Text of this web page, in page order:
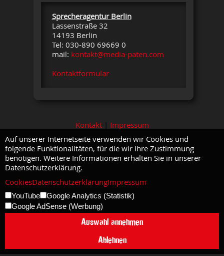
Sprecheragentur Berlin
Lassenstraße 32
14193 Berlin
Tel: 030-890 69669 0
mail: kontakt@media-paten.com
Kontaktformular
Kontakt| Impressum
Auf unserer Internetseite verwenden wir Cookies und
folgende Funktionalitäten, für die wir Ihre Zustimmung
benötigen. Weitere Informationen erhalten Sie in unserer
Datenschutzerklärung.
CookiesDatenschutzerklärungImpressum
YouTube
Google Analytics (Statistik)
Google AdSense (Werbung)
Auswahl annehmen
Ablehnen